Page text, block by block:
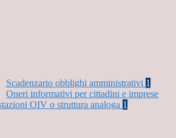
Scadenzario obblighi amministrativi 1
Oneri informativi per cittadini e imprese
OIV o struttura analoga 1